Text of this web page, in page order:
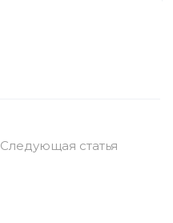
Следующая статья